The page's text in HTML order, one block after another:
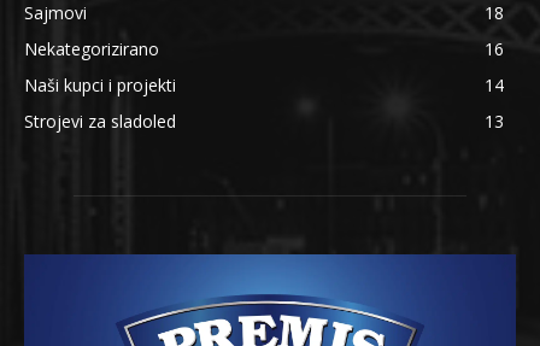
Sajmovi
18
Nekategorizirano
16
Naši kupci i projekti
14
Strojevi za sladoled
13